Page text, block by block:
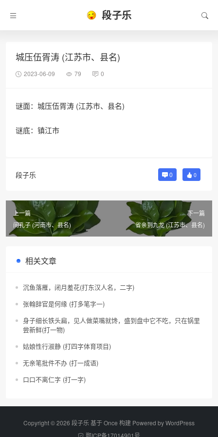
段子乐
城压伍胥涛 (江苏市、县名)
2023-06-09 79 0
谜面：城压伍胥涛 (江苏市、县名)
谜底：镇江市
段子乐 0 0
上一篇
问孔子 (河南市、县名)
下一篇
省亲到九龙 (江苏市、县名)
相关文章
沉鱼落雁，闭月羞花(打东汉人名，二字)
张翰辞官是何缘 (打多笔字一)
身子细长铁头扁，见人做菜嘴就馋，盛到盘中它不吃，只在锅里
尝新鲜(打一物)
姑娘性行淑静 (打四字体育项目)
无亲笔批件不办 (打一成语)
口口不离仁字 (打一字)
Copyright © 2026 段子乐 基于 Once 构建 Powered byWordPress
鄂ICP备17014901号